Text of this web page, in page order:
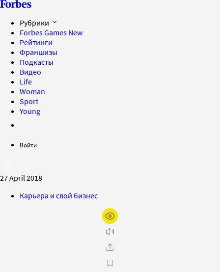
Рубрики
Forbes Games New
Рейтинги
Франшизы
Подкасты
Видео
Life
Woman
Sport
Young
Войти
27 April 2018
Карьера и свой бизнес